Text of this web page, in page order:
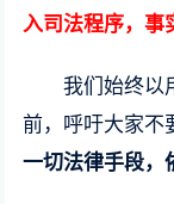
入司法程序，事
我们始终以
前，呼吁大家不
一切法律手段，